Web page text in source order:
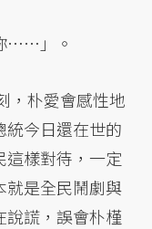
……」。
，朴愛會感性地
統今日還在世的
這樣對待，一定
就是全民鬧劇與
說謊，誤會朴槿